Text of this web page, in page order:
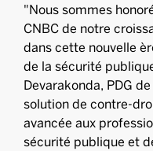
"Nous sommes
CNBC de notre
dans cette nouvelle
de la sécurité
Devarakonda, PDG
solution de contre-
avancée aux
sécurité publique et